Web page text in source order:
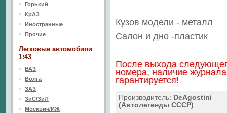
Кузов модели - металл
Салон и дно -пластик
После выхода
номера, наличие
гарантируется!
Производитель: DeAgostini
(Автолегенды СССР)
Горький
КрАЗ
Иностранные
Прочие
Легковые автомобили
1:43
ВАЗ
Волга
ЗАЗ
ЗиС/ЗиЛ
Москвич/ИЖ